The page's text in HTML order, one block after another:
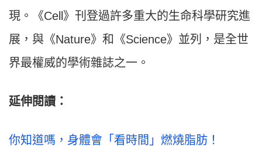
現。《Cell》刊登過許多重大的生命科學研究進
展，與《Nature》和《Science》並列，是全世
界最權威的學術雜誌之一。
延伸閱讀：
你知道嗎，身體會「看時間」燃燒脂肪！